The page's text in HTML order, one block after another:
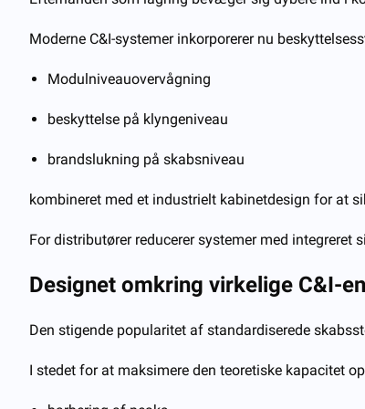
Moderne C&I-systemer inkorporerer nu
Modulniveauovervågning
beskyttelse på klyngeniveau
brandslukning på skabsniveau
kombineret med et industrielt kabinetdesign for at
For distributører reducerer systemer med
Designet omkring virkelige C&I-
Den stigende popularitet af standardiserede
I stedet for at maksimere den teoretiske kapacitet